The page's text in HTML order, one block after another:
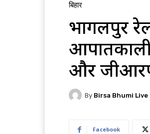
बिहार
भागलपुर
और
By Birsa Bhumi Live
Facebook